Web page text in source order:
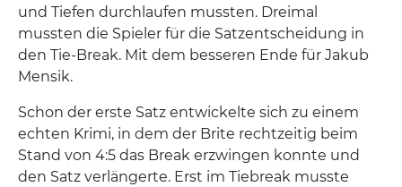
und Tiefen durchlaufen mussten. Dreimal
mussten die Spieler für die Satzentscheidung in
den Tie-Break. Mit dem besseren Ende für Jakub
Mensik.
Schon der erste Satz entwickelte sich zu einem
echten Krimi, in dem der Brite rechtzeitig beim
Stand von 4:5 das Break erzwingen konnte und
den Satz verlängerte. Erst im Tiebreak musste